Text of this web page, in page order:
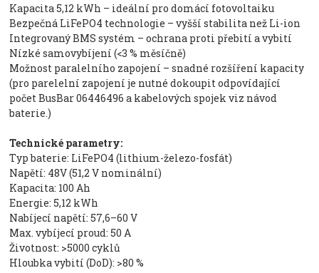
Kapacita 5,12 kWh – ideální pro domácí fotovoltaiku
Bezpečná LiFePO4 technologie – vyšší stabilita než Li-ion
Integrovaný BMS systém – ochrana proti přebití a vybití
Nízké samovybíjení (<3 % měsíčně)
Možnost paralelního zapojení – snadné rozšíření kapacity
(pro parelelní zapojení je nutné dokoupit odpovídající
počet BusBar 06446496 a kabelových spojek viz návod
baterie.)
Technické parametry:
Typ baterie: LiFePO4 (lithium-železo-fosfát)
Napětí: 48V (51,2 V nominální)
Kapacita: 100 Ah
Energie: 5,12 kWh
Nabíjecí napětí: 57,6–60 V
Max. vybíjecí proud: 50 A
Životnost: >5000 cyklů
Hloubka vybití (DoD): >80 %